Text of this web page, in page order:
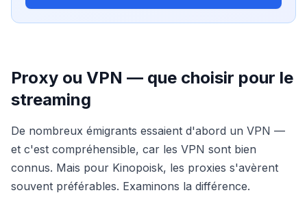
Proxy ou VPN — que choisir pour le
streaming
De nombreux émigrants essaient d'abord un VPN —
et c'est compréhensible, car les VPN sont bien
connus. Mais pour Kinopoisk, les proxies s'avèrent
souvent préférables. Examinons la différence.